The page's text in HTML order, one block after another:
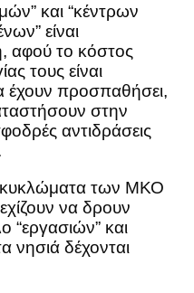
και “κέντρων
είναι
αφού το κόστος
τους είναι
έχουν προσπαθήσει,
στην
αντιδράσεις
κυκλώματα των ΜΚΟ
να δρουν
“εργασιών” και
νησιά δέχονται